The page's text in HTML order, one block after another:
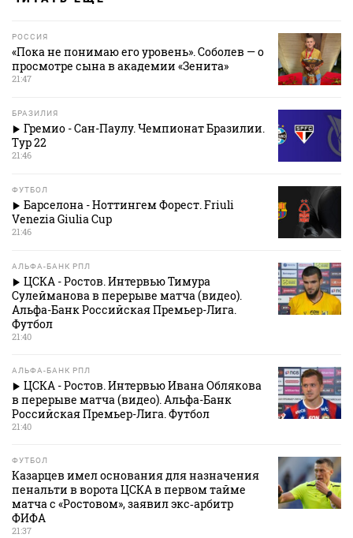
РОССИЯ
«Пока не понимаю его уровень». Соболев — о
просмотре сына в академии «Зенита»
21:47
БРАЗИЛИЯ
Гремио - Сан-Паулу. Чемпионат Бразилии.
Тур 22
21:46
ФУТБОЛ
Барселона - Ноттингем Форест. Friuli
Venezia Giulia Cup
21:46
АЛЬФА-БАНК РПЛ
ЦСКА - Ростов. Интервью Тимура
Сулейманова в перерыве матча (видео).
Альфа-Банк Российская Премьер-Лига.
Футбол
21:40
АЛЬФА-БАНК РПЛ
ЦСКА - Ростов. Интервью Ивана Облякова
в перерыве матча (видео). Альфа-Банк
Российская Премьер-Лига. Футбол
21:40
ФУТБОЛ
Казарцев имел основания для назначения
пенальти в ворота ЦСКА в первом тайме
матча с «Ростовом», заявил экс‑арбитр
ФИФА
21:37